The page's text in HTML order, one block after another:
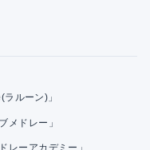
ルーン)」
メドレー」
レーアカデミー」